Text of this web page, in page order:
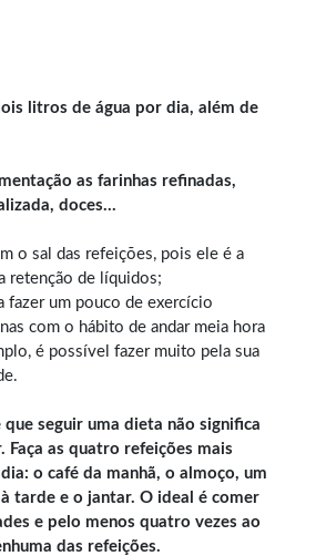
litros de água por dia, além de
as farinhas refinadas,
doces…
o sal das refeições, pois ele é a
retenção de líquidos;
um pouco de exercício
com o hábito de andar meia hora
é possível fazer muito pela sua
que seguir uma dieta não significa
Faça as quatro refeições mais
o café da manhã, o almoço, um
à tarde e o jantar. O ideal é comer
e pelo menos quatro vezes ao
das refeições.